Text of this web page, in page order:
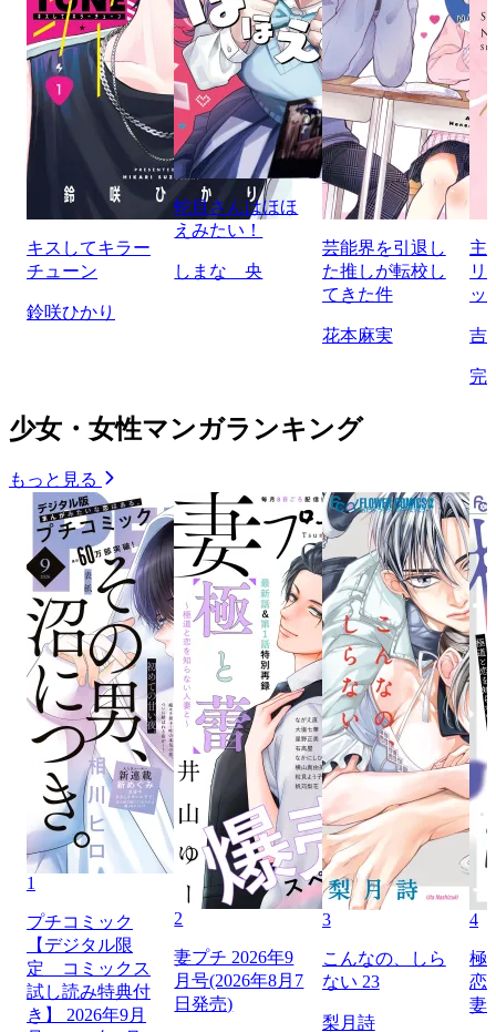
キスしてキラー
チューン
鈴咲ひかり
蛇目さんはほほ
えみたい！
しまな 央
芸能界を引退し
た推しが転校し
てきた件
花本麻実
主
リ
ッ
吉
完
少女・女性マンガランキング
もっと見る
1
プチコミック
【デジタル限
定 コミックス
試し読み特典付
き】 2026年9月
2
妻プチ 2026年9
月号(2026年8月7
日発売)
3
こんなの、しら
ない 23
梨月詩
4
極
恋
妻